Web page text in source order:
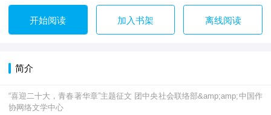
开始阅读 加入书架 离线阅读
简介
“喜迎二十大，青春著华章”主题征文 团中央社会联络部&amp;amp;中国作
协网络文学中心